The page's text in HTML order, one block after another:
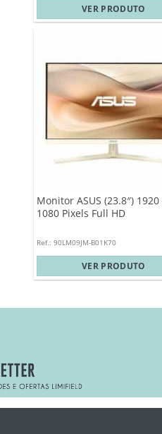
VER PRODUTO
Monitor ASUS (23.8″) 1920
1080 Pixels Full HD
Ref.: 90LM09JM-B01K70
VER PRODUTO